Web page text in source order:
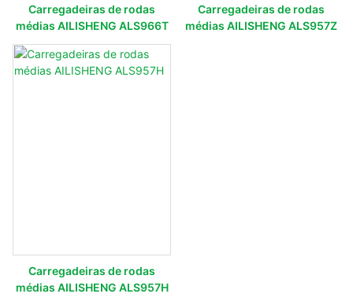
Carregadeiras de rodas
médias AILISHENG ALS966T
Carregadeiras de rodas
médias AILISHENG ALS957Z
Carregadeiras de rodas
médias AILISHENG ALS957H